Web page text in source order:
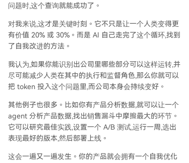
问题时,这个查询就能成功了。
对我来说,这才是关键时刻。它不只是让一个人类变得更
有价值 20% 或 30%。而是 AI 自己走完了这个循环,找到
了自我改进的方法。
我认为,如果你能识别出公司里哪些部分可以这样运转,并
尽可能减少人类在其中的执行和监督角色,那么你就可以
把 token 投入这个问题里,而公司本身会持续变好。
其他例子也很多。比如你有产品分析数据,就可以让一个
agent 分析产品数据,找出销售漏斗中摩擦最大的环节。
它可以研究最佳实践,设置一个 A/B 测试,运行一周,选出
表现最好的版本,然后部署上线。
这会一遍又一遍发生。你的产品就会拥有一个自我优化